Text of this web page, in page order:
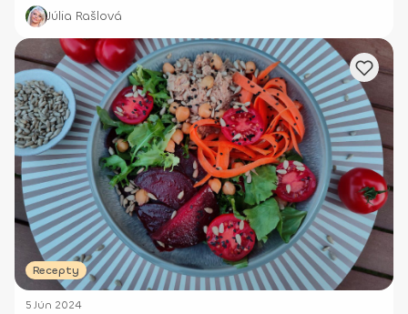
Júlia Rašlová
Recepty
5 Jún 2024